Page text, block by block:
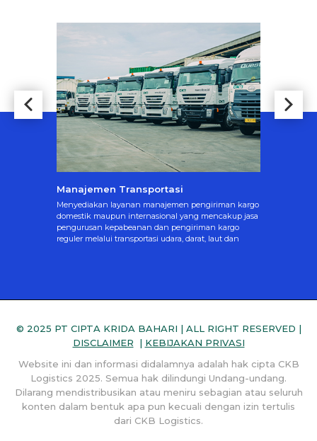
Manajemen Transportasi
Menyediakan layanan manajemen pengiriman kargo
domestik maupun internasional yang mencakup jasa
pengurusan kepabeanan dan pengiriman kargo
reguler melalui transportasi udara, darat, laut dan
© 2025 PT CIPTA KRIDA BAHARI | ALL RIGHT RESERVED |
DISCLAIMER | KEBIJAKAN PRIVASI
Website ini dan informasi didalamnya adalah hak cipta CKB
Logistics 2025. Semua hak dilindungi Undang-undang.
Dilarang mendistribusikan atau meniru sebagian atau seluruh
konten dalam bentuk apa pun kecuali dengan izin tertulis
dari CKB Logistics.